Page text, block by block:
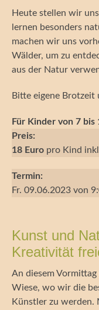
Heute stellen wir
lernen besonders
machen wir uns
Wälder, um zu
aus der Natur
Bitte eigene Brotzeit
Für Kinder von 7 bis
Preis:
18 Euro pro Kind
Termin:
Fr. 09.06.2023 von
Kunst und
Kreativität
An diesem
Wiese, wo wir die
Künstler zu werden.